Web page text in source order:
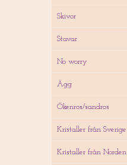
Skivor
Stavar
No worry
Ägg
Ökenros/sandros
Kristaller från Sverige
Kristaller från Norden